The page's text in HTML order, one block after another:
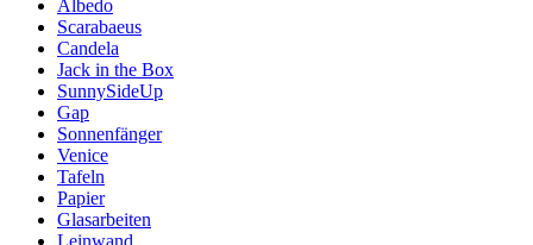
Albedo
Scarabaeus
Candela
Jack in the Box
SunnySideUp
Gap
Sonnenfänger
Venice
Tafeln
Papier
Glasarbeiten
Leinwand